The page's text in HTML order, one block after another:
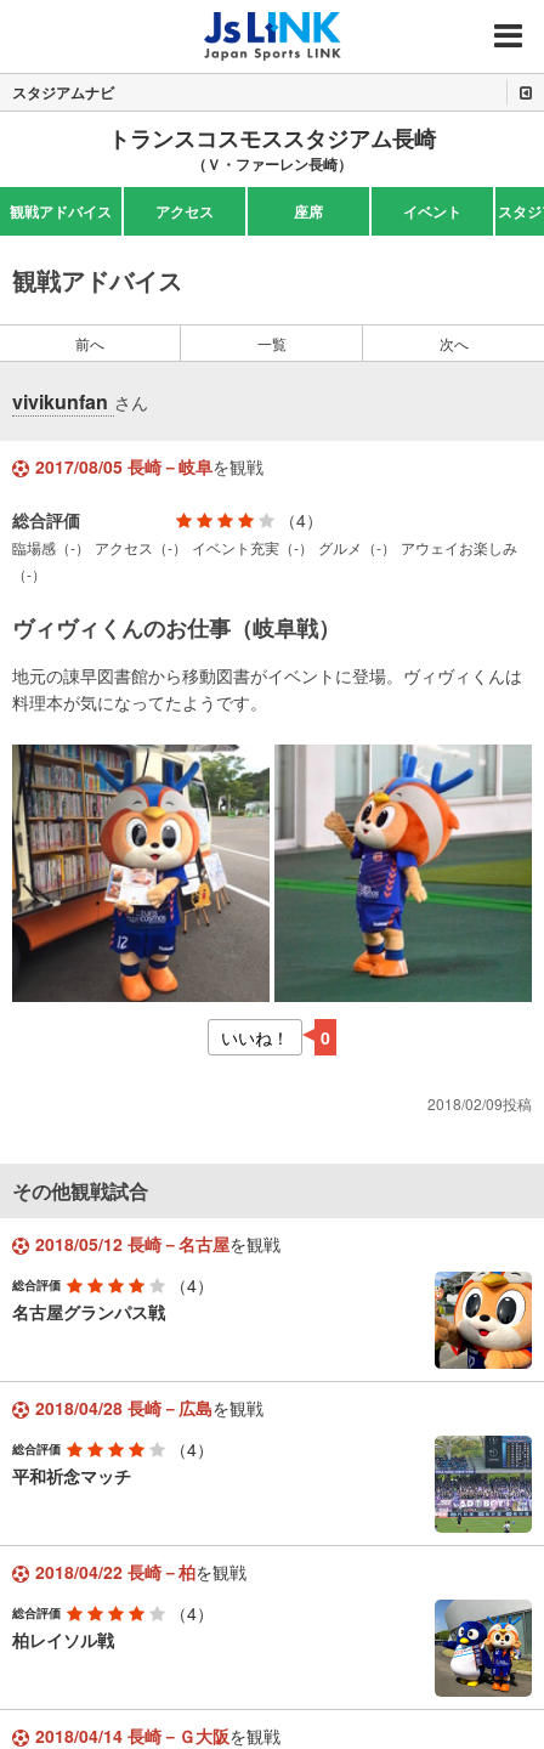
MENU
スタジアムナビ
トランスコスモススタジアム長崎
（Ｖ・ファーレン長崎）
観戦アドバイス アクセス 座席 イベント スタ
観戦アドバイス
前へ 一覧 次へ
vivikunfan さん
2017/08/05 長崎－岐阜を観戦
総合評価 （4）
臨場感（-） アクセス（-） イベント充実（-） グルメ（-）
アウェイお楽しみ
（-）
ヴィヴィくんのお仕事（岐阜戦）
地元の諌早図書館から移動図書がイベントに登場。ヴィヴィくんは
料理本が気になってたようです。
いいね！ 0
2018/02/09投稿
その他観戦試合
2018/05/12 長崎－名古屋を観戦
総合評価
（4）
名古屋グランパス戦
2018/04/28 長崎－広島を観戦
総合評価
（4）
平和祈念マッチ
2018/04/22 長崎－柏を観戦
総合評価
（4）
柏レイソル戦
2018/04/14 長崎－Ｇ大阪を観戦